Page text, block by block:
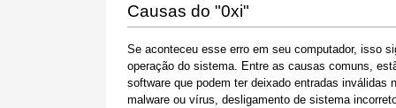
Causas do "0xi"
Se aconteceu esse erro em seu computador, isso
operação do sistema. Entre as causas comuns,
software que podem ter deixado entradas inválidas
malware ou vírus, desligamento de sistema